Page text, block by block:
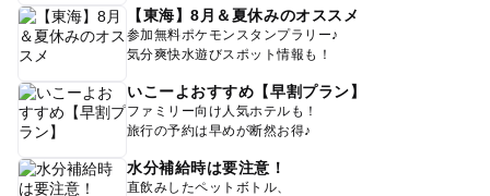
【東海】8月＆夏休みのオススメ
参加無料ポケモンスタンプラリー♪
気分爽快水遊びスポット情報も！
いこーよおすすめ【早割プラン】
ファミリー向け人気ホテルも！
旅行の予約は早めが断然お得♪
水分補給時は要注意！
直飲みしたペットボトル、